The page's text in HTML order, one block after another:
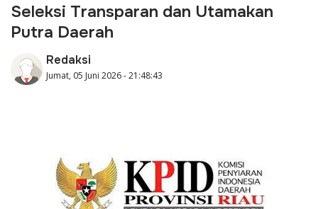
Seleksi Transparan dan Utamakan
Putra Daerah
Redaksi
Jumat, 05 Juni 2026 - 21:48:43